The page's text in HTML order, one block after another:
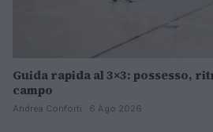
Guida rapida al 3×3: possesso,
campo
Andrea Conforti · 6 Ago 2026